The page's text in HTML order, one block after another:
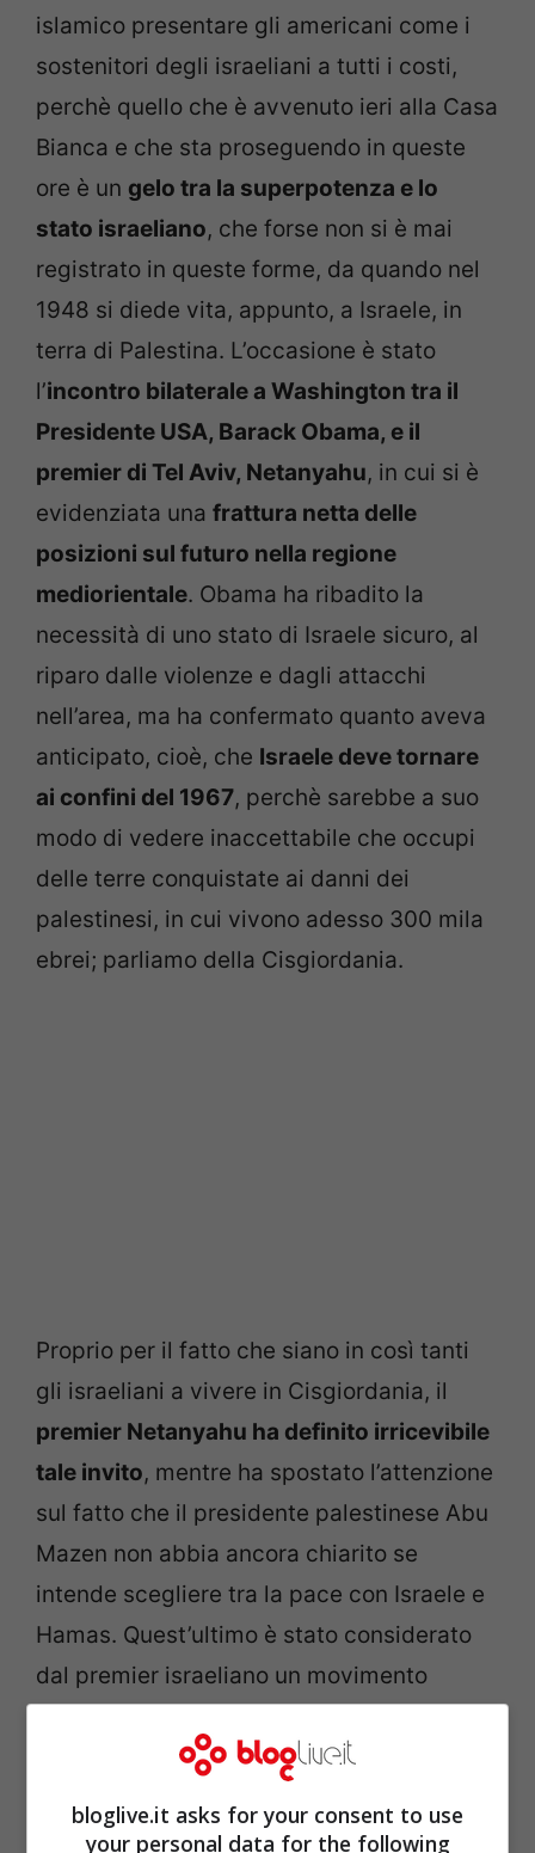
islamico presentare gli americani come i
sostenitori degli israeliani a tutti i costi,
perchè quello che è avvenuto ieri alla Casa
Bianca e che sta proseguendo in queste
ore è un gelo tra la superpotenza e lo
stato israeliano, che forse non si è mai
registrato in queste forme, da quando nel
1948 si diede vita, appunto, a Israele, in
terra di Palestina. L’occasione è stato
l’incontro bilaterale a Washington tra il
Presidente USA, Barack Obama, e il
premier di Tel Aviv, Netanyahu, in cui si è
evidenziata una frattura netta delle
posizioni sul futuro nella regione
mediorientale. Obama ha ribadito la
necessità di uno stato di Israele sicuro, al
riparo dalle violenze e dagli attacchi
nell’area, ma ha confermato quanto aveva
anticipato, cioè, che Israele deve tornare
ai confini del 1967, perchè sarebbe a suo
modo di vedere inaccettabile che occupi
delle terre conquistate ai danni dei
palestinesi, in cui vivono adesso 300 mila
ebrei; parliamo della Cisgiordania.
Proprio per il fatto che siano in così tanti
gli israeliani a vivere in Cisgiordania, il
premier Netanyahu ha definito irricevibile
tale invito, mentre ha spostato l’attenzione
sul fatto che il presidente palestinese Abu
Mazen non abbia ancora chiarito se
intende scegliere tra la pace con Israele e
Hamas. Quest’ultimo è stato considerato
dal premier israeliano un movimento
Entrambi i leader, tuttavia, hanno
confermato l’impegno comune nel
bloglive.it asks for your consent to use
your personal data for the following